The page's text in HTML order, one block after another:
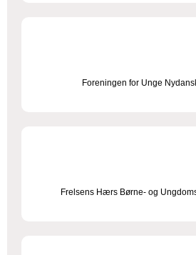
Foreningen for Unge
Frelsens Hærs Børne- og